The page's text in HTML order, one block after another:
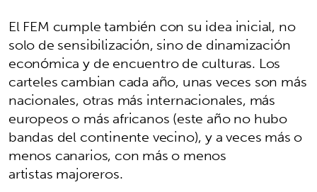
El FEM cumple también con su idea inicial, no
solo de sensibilización, sino de dinamización
económica y de encuentro de culturas. Los
carteles cambian cada año, unas veces son más
nacionales, otras más internacionales, más
europeos o más africanos (este año no hubo
bandas del continente vecino), y a veces más o
menos canarios, con más o menos
artistas majoreros.